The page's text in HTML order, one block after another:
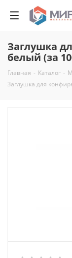
Заглушка
белый (за
Главная - Каталог -
Заглушка для